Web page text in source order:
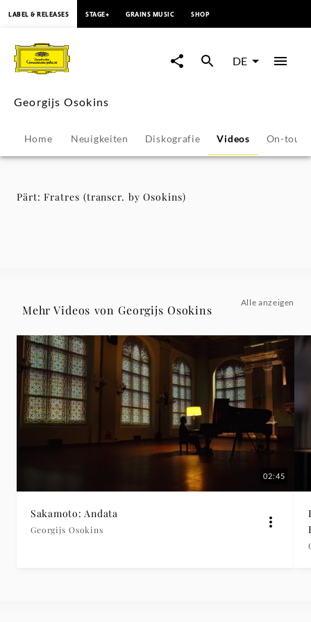
Fratres
(transcr.
Osokins)
Deutsche
Grammophon
LABEL & RELEASES STAGE+ GRAINS MUSIC SHOP
DE
Georgijs Osokins
Home Neuigkeiten Diskografie Videos On-tour
Pärt: Fratres (transcr. by Osokins)
Mehr Videos von Georgijs Osokins
Alle anzeigen
02:45
Sakamoto: Andata
Georgijs Osokins